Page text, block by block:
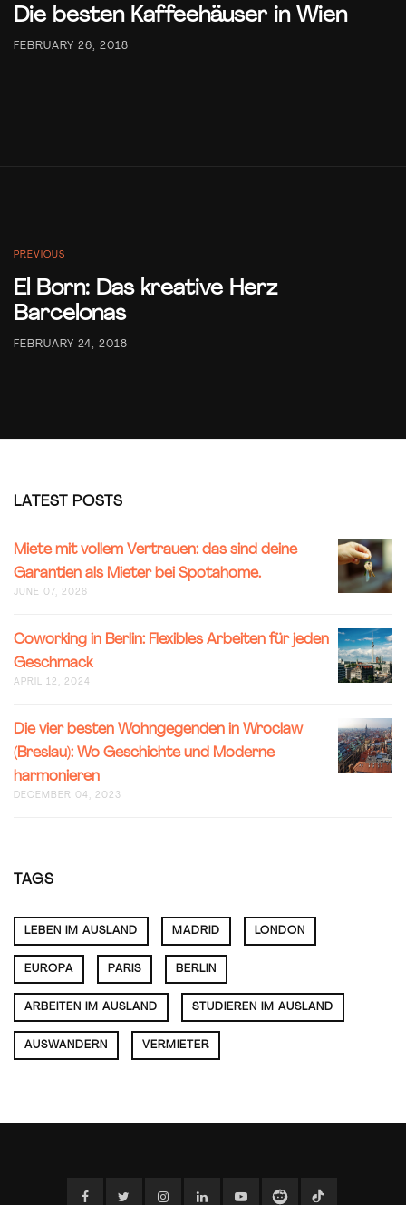
Die besten Kaffeehäuser in Wien
FEBRUARY 26, 2018
PREVIOUS
El Born: Das kreative Herz
Barcelonas
FEBRUARY 24, 2018
LATEST POSTS
MIETE
MIT
VOLLEM
SIND
DEINE
ALS
BEI
Miete mit vollem Vertrauen: das sind deine
Garantien als Mieter bei Spotahome.
JUNE 07, 2026
IN
BERLIN:
FÜR
JEDEN
Coworking in Berlin: Flexibles Arbeiten für jeden
Geschmack
APRIL 12, 2024
DIE
VIER
BESTEN
Die vier besten Wohngegenden in Wroclaw
(Breslau): Wo Geschichte und Moderne
harmonieren
DECEMBER 04, 2023
TAGS
LEBEN IM AUSLAND MADRID LONDON
EUROPA PARIS BERLIN
ARBEITEN IM AUSLAND STUDIEREN IM AUSLAND
AUSWANDERN VERMIETER
FacebookTwitterInstagramLinkedinYouTubeReddit